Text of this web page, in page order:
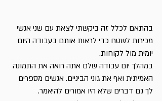
בהתאם לכלל זה ביקשתי לצאת עם שני אנשי
מכירות לשטח כדי לראות אותם בעבודה היום
יומית מול לקוחות.
במהלך יום עבודה שלם אתה רואה את התמונה
האמיתית ואף את גוני הביניים. אנשים מספרים
לך גם דברים שלא היו אמורים להיאמר.